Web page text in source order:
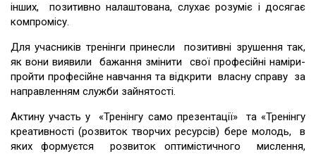
інших, позитивно налаштована, слухає розуміє і досягає
компромісу.
Для учасників тренінги принесли позитивні зрушення так,
як вони виявили бажання змінити свої професійні наміри-
пройти професійне навчання та відкрити власну справу за
направленням служби зайнятості.
Актину участь у «Тренінгу само презентації» та «Тренінгу
креативності (розвиток творчих ресурсів) бере молодь, в
яких формуєтся розвиток оптимістичного мислення,